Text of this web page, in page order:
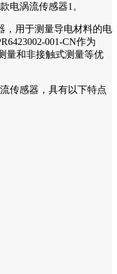
电涡流传感器1。
，用于测量导电材料的电
001-CN作为
量和非接触式测量等优
传感器，具有以下特点